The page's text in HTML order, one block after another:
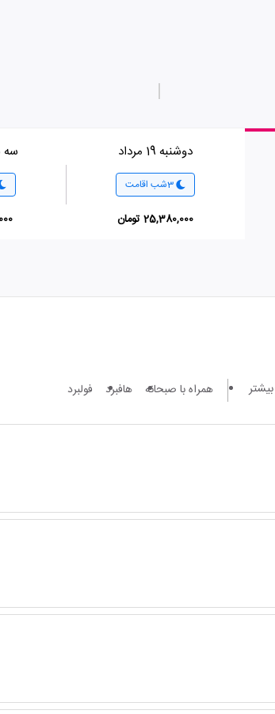
دوشنبه 19 مرداد
3شب اقامت
25,380,000 تومان
سه
همراه با صبحانه هافبرد فولبرد